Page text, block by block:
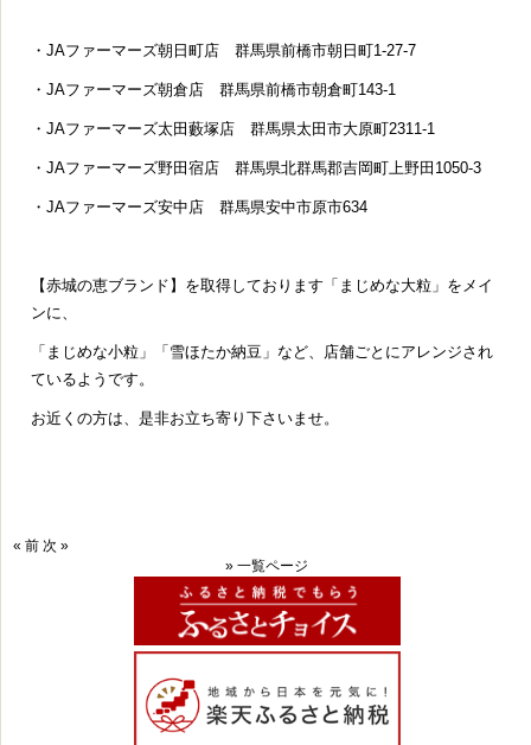
・JAファーマーズ朝日町店 群馬県前橋市朝日町1-27-7
・JAファーマーズ朝倉店 群馬県前橋市朝倉町143-1
・JAファーマーズ太田藪塚店 群馬県太田市大原町2311-1
・JAファーマーズ野田宿店 群馬県北群馬郡吉岡町上野田1050-3
・JAファーマーズ安中店 群馬県安中市原市634
【赤城の恵ブランド】を取得しております「まじめな大粒」をメイ
ンに、
「まじめな小粒」「雪ほたか納豆」など、店舗ごとにアレンジされ
ているようです。
お近くの方は、是非お立ち寄り下さいませ。
« 前 次 »
» 一覧ページ